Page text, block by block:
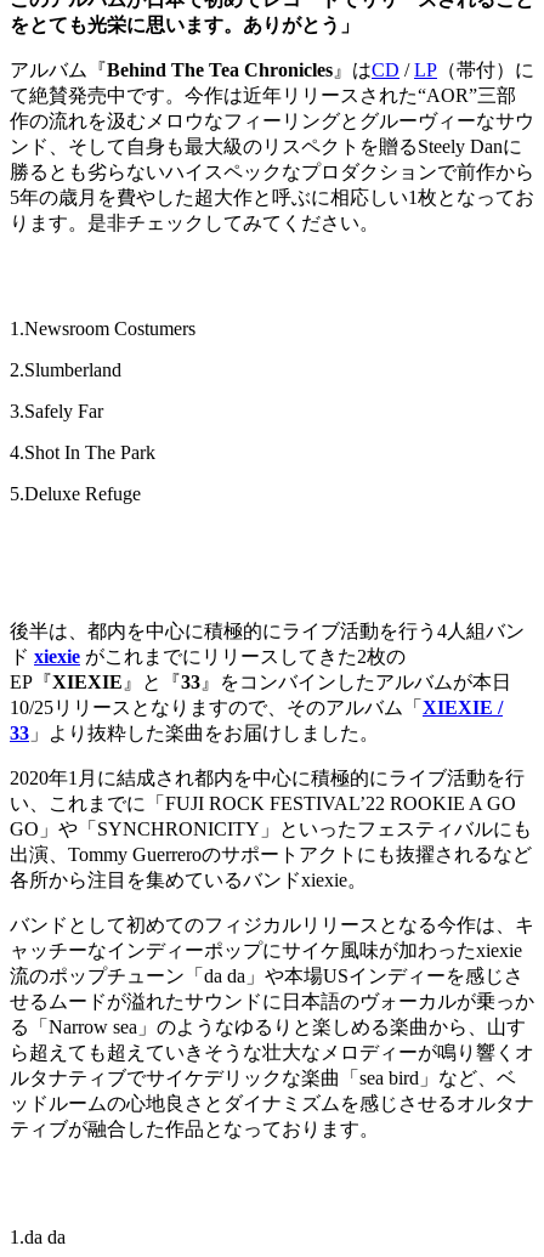
をとても光栄に思います。ありがとう」
アルバム『Behind The Tea Chronicles 』はCD /LP （帯付）に
て絶賛発売中です。今作は近年リリースされた“AOR”三部
作の流れを汲むメロウなフィーリングとグルーヴィーなサウ
ンド、そして自身も最大級のリスペクトを贈るSteely Danに
勝るとも劣らないハイスペックなプロダクションで前作から
5年の歳月を費やした超大作と呼ぶに相応しい1枚となってお
ります。是非チェックしてみてください。
1.Newsroom Costumers
2.Slumberland
3.Safely Far
4.Shot In The Park
5.Deluxe Refuge
後半は、都内を中心に積極的にライブ活動を行う4人組バン
ド xiexie がこれまでにリリースしてきた2枚の
EP『XIEXIE 』と『33 』をコンバインしたアルバムが本日
10/25リリースとなりますので、そのアルバム「 XIEXIE /
33 」より抜粋した楽曲をお届けしました。
2020年1月に結成され都内を中心に積極的にライブ活動を行
い、これまでに「FUJI ROCK FESTIVAL’22 ROOKIE A GO
GO」や「SYNCHRONICITY」といったフェスティバルにも
出演、Tommy Guerreroのサポートアクトにも抜擢されるなど
各所から注目を集めているバンドxiexie。
バンドとして初めてのフィジカルリリースとなる今作は、キ
ャッチーなインディーポップにサイケ風味が加わったxiexie
流のポップチューン「da da」や本場USインディーを感じさ
せるムードが溢れたサウンドに日本語のヴォーカルが乗っか
る「Narrow sea」のようなゆるりと楽しめる楽曲から、山す
ら超えても超えていきそうな壮大なメロディーが鳴り響くオ
ルタナティブでサイケデリックな楽曲「sea bird」など、ベ
ッドルームの心地良さとダイナミズムを感じさせるオルタナ
ティブが融合した作品となっております。
1.da da